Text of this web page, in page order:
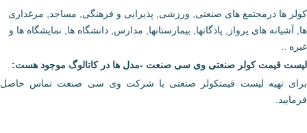
کولر ها درمجتمع های صنعتی, ورزشی, پذیرایی و فرهنگی, مساجد, مرغداری
ها, آشیانه های پرواز, پادگانها, بیمارستانها, مدارس, دانشگاه ها, نمایشگاه ها و
غیره ..
لیست قیمت کولر صنعتی وی سی صنعت -مدل ها در کاتالوگ موجود هست:
برای تهیه لیست قیمتکولر صنعتی با شرکت وی سی صنعت تماس حاصل
فرمایید.